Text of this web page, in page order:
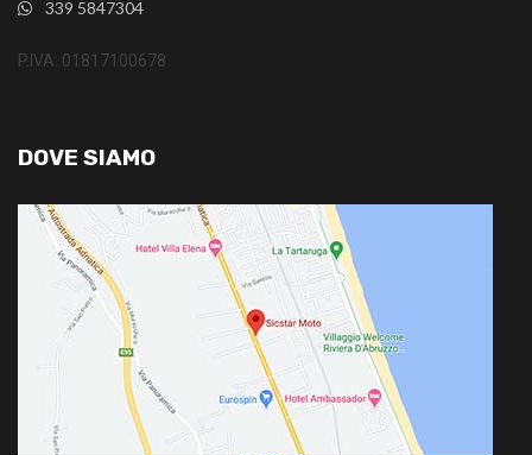
339 5847304
P.IVA: 01817100678
DOVE SIAMO